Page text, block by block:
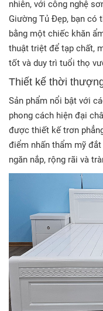
nhiên, với công nghệ
Giường Tủ Đẹp, bạn có
bằng một chiếc khăn
thuật triệt để tạp chất,
tốt và duy trì tuổi thọ
Thiết kế thời
Sản phẩm nổi bật với
phong cách hiện đại
được thiết kế trơn
điểm nhấn thẩm mỹ
ngăn nắp, rộng rãi và